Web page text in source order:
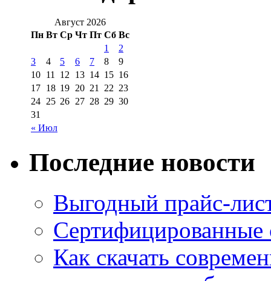
Август 2026
Пн Вт Ср Чт Пт Сб Вс
« Июл
1
2
3
4 5 6 7 8
9
10 11 12 13 14 15 16
17 18 19 20 21 22 23
24 25 26 27 28 29 30
31
Последние новости
Выгодный прайс-
Как скачать